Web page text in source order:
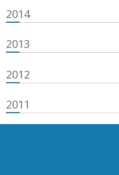
2014
2013
2012
2011